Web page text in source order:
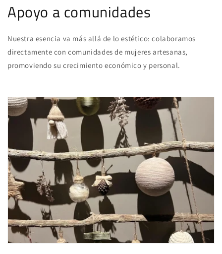
Apoyo a comunidades
Nuestra esencia va más allá de lo estético: colaboramos
directamente con comunidades de mujeres artesanas,
promoviendo su crecimiento económico y personal.